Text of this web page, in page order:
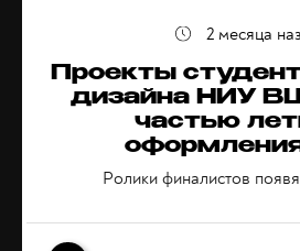
Проекты
дизайна НИУ
частью
Ролики финалистов
2 месяца